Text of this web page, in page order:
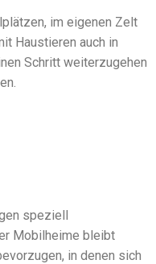
im eigenen Zelt
Haustieren auch in
Schritt weiterzugehen
speziell
Mobilheime bleibt
in denen sich